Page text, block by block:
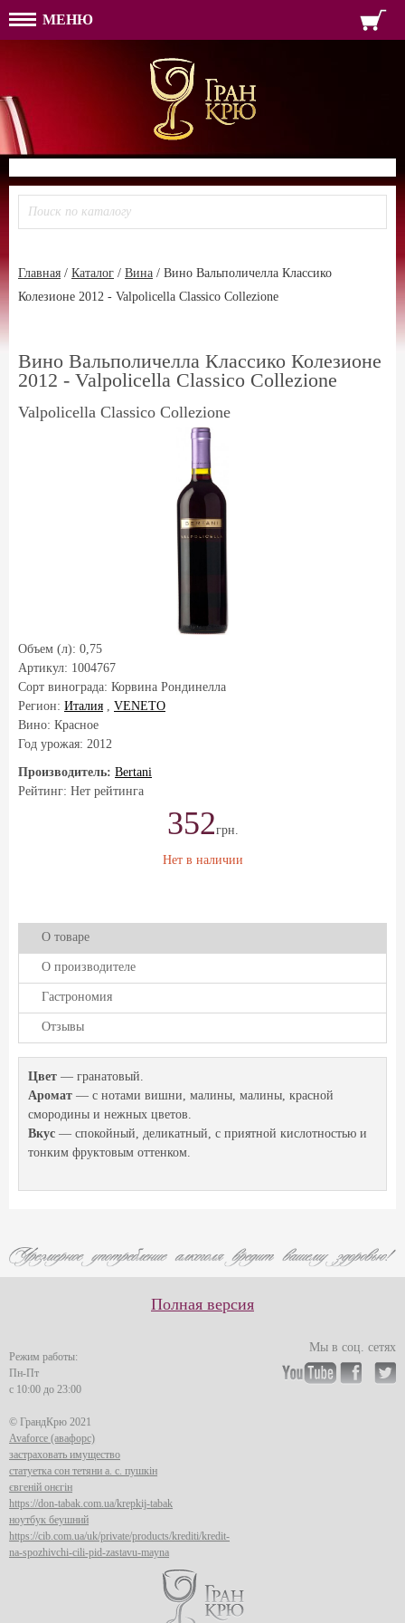
МЕНЮ
ПАРОЛЬ
ФОРМА ОБРАТНОЙ
ТЕЛЕФОН:
ИМЯ
ПАРОЛЬ
Главная / Каталог / Вина / Вино Вальполичелла Классико
Колезионе 2012 - Valpolicella Classico Collezione
Вино Вальполичелла Классико Колезионе
2012 - Valpolicella Classico Collezione
Valpolicella Classico Collezione
Объем (л): 0,75
Артикул: 1004767
Сорт винограда: Корвина Рондинелла
Регион: Италия , VENETO
Вино: Красное
Год урожая: 2012
Производитель: Bertani
Рейтинг: Нет рейтинга
352грн.
Нет в наличии
О товаре
О производителе
Гастрономия
Отзывы
Цвет — гранатовый.
Аромат — с нотами вишни, малины, малины, красной
смородины и нежных цветов.
Вкус — спокойный, деликатный, с приятной кислотностью и
тонким фруктовым оттенком.
Полная версия
Режим работы:
Пн-Пт
с 10:00 до 23:00
© ГрандКрю 2021
Avaforce (авафорс)
застраховать имущество
статуетка сон тетяни а. с. пушкін
євгеній онєгін
https://don-tabak.com.ua/krepkij-tabak
ноутбук беушний
https://cib.com.ua/uk/private/products/krediti/kredit-
na-spozhivchi-cili-pid-zastavu-mayna
Мы в соц. сетях